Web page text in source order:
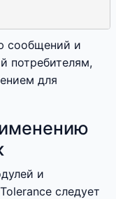
сообщений и
потребителям,
для
и
следует